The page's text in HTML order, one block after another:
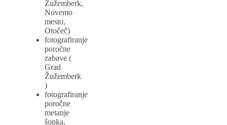
Žužemberk,
Novemo
mesto,
Otočeč)
fotografiranje
poročne
zabave (
Grad
Žužemberk
)
fotografiranje
poročne
metanje
šopka,